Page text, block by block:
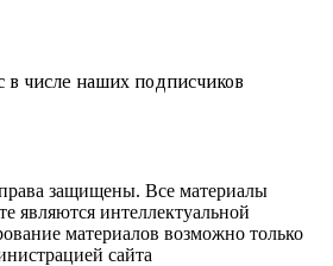
в числе наших подписчиков
защищены. Все материалы
являются интеллектуальной
материалов возможно только
сайта